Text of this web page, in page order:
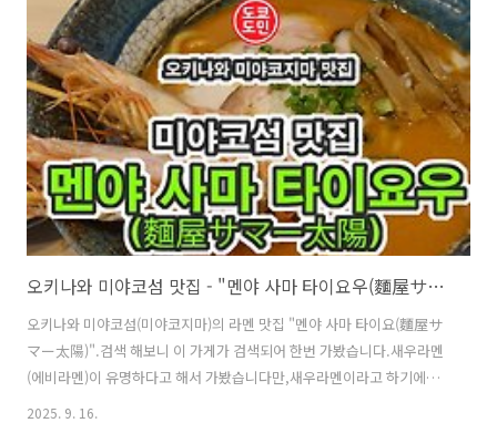
섬 시내 중심가 교차로에 있어서 찾기는 쉽습니다. 내관"우마리즈마(う
まりずま)" 가게 안은 가운데 테이블석이 있고, 그 주변으로 가게 안에
또 집이 있는 식으로 되어 있습니다. 우마리즈마(うまりずま)인스타 팔
로워를 하면 음료가 1잔 공짜여서 생맥주를 시켰..
오키나와 미야코섬 맛집 - "멘야 사마 타이요우(麵屋サマー太陽)" 의 새우 라멘
오키나와 미야코섬(미야코지마)의 라멘 맛집 "멘야 사마 타이요(麵屋サ
マー太陽)".검색 해보니 이 가게가 검색되어 한번 가봤습니다.새우라멘
(에비라멘)이 유명하다고 해서 가봤습니다만,새우라멘이라고 하기에는
새우맛이 좀 많이 약하다고 할까요?큰 기대를 하기보다는 그냥 한끼 먹
2025. 9. 16.